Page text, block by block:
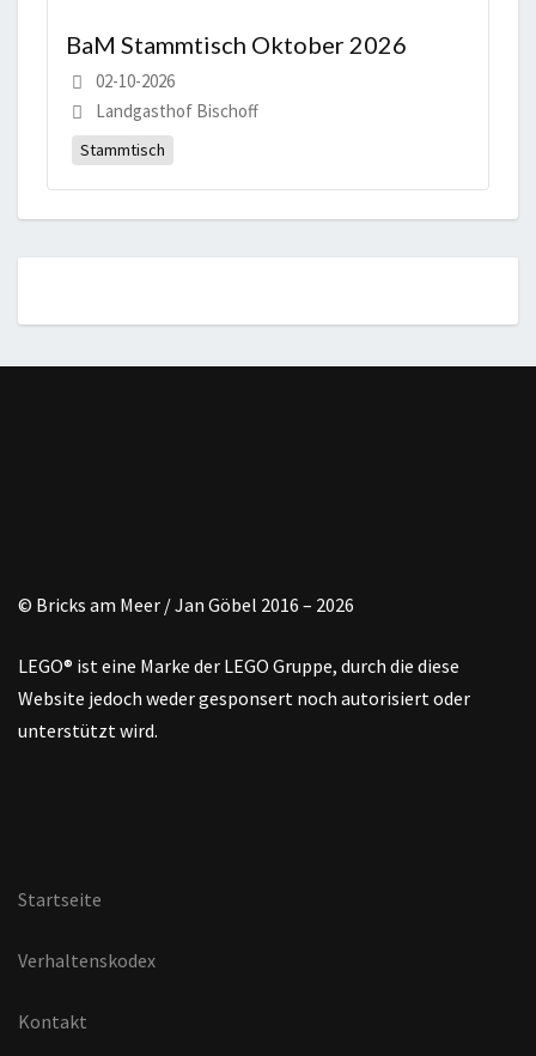
BaM Stammtisch Oktober 2026
02-10-2026
Landgasthof Bischoff
Stammtisch
© Bricks am Meer / Jan Göbel 2016 – 2026
LEGO® ist eine Marke der LEGO Gruppe, durch die diese
Website jedoch weder gesponsert noch autorisiert oder
unterstützt wird.
Startseite
Verhaltenskodex
Kontakt